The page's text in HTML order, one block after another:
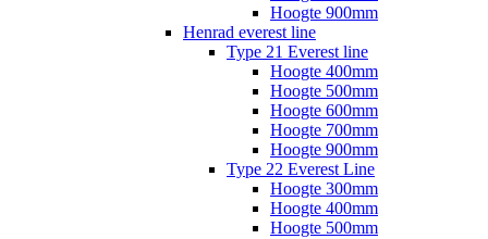
Hoogte 900mm
Henrad everest line
Type 21 Everest line
Hoogte 400mm
Hoogte 500mm
Hoogte 600mm
Hoogte 700mm
Hoogte 900mm
Type 22 Everest Line
Hoogte 300mm
Hoogte 400mm
Hoogte 500mm